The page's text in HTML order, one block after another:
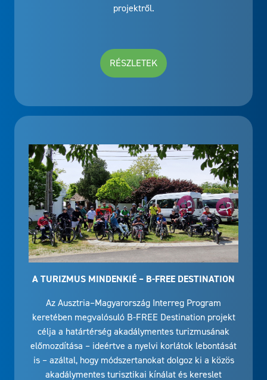
projektről.
RÉSZLETEK
A TURIZMUS MINDENKIÉ – B-FREE DESTINATION
Az Ausztria–Magyarország Interreg Program
keretében megvalósuló B-FREE Destination projekt
célja a határtérség akadálymentes turizmusának
előmozdítása – ideértve a nyelvi korlátok lebontását
is – azáltal, hogy módszertanokat dolgoz ki a közös
akadálymentes turisztikai kínálat és kereslet